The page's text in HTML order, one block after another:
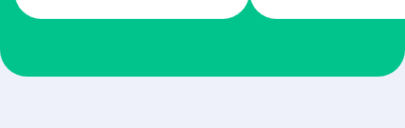
at Profee is very